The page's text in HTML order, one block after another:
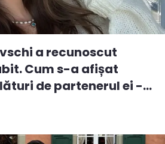
a recunoscut
Cum s-a afișat
de partenerul ei -